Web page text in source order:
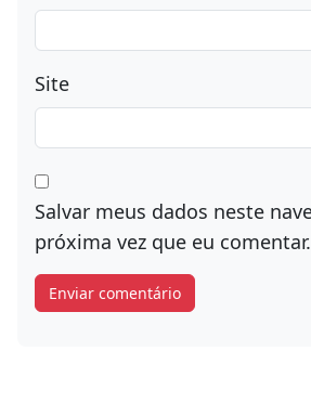
Site
Salvar meus dados neste
próxima vez que eu comentar.